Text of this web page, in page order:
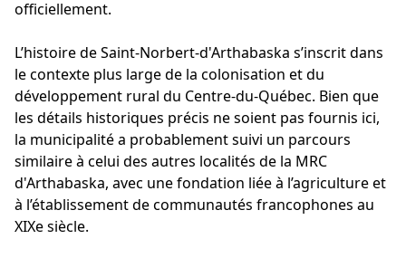
officiellement.
L’histoire de Saint-Norbert-d'Arthabaska s’inscrit dans
le contexte plus large de la colonisation et du
développement rural du Centre-du-Québec. Bien que
les détails historiques précis ne soient pas fournis ici,
la municipalité a probablement suivi un parcours
similaire à celui des autres localités de la MRC
d'Arthabaska, avec une fondation liée à l’agriculture et
à l’établissement de communautés francophones au
XIXe siècle.